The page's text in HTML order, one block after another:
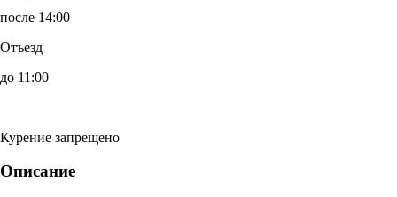
после 14:00
Отъезд
до 11:00
Курение запрещено
Описание